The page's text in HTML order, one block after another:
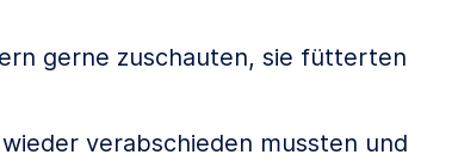
gerne zuschauten, sie fütterten
verabschieden mussten und